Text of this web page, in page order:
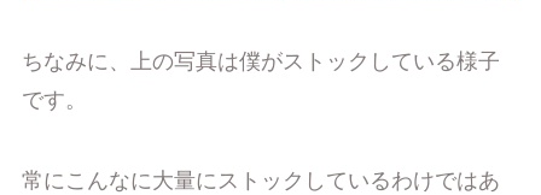
ちなみに、上の写真は僕がストックしている様子
です。
常にこんなに大量にストックしているわけではあ